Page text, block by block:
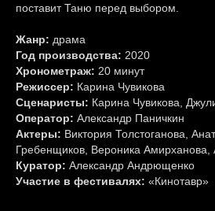
поставит Таню перед выбором.
Жанр: драма
Год производства: 2020
Хронометраж: 20 минут
Режиссер: Карина Чувикова
Сценаристы: Карина Чувикова,
Оператор: Александр Паничкин
Актеры: Виктория Толстоганова,
Гребенщиков, Вероника
Куратор: Александр Андрющенко
Участие в фестивалях: «Кинотавр»